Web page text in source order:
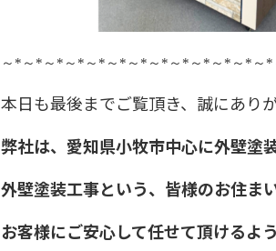
～ * ～ * ～ * ～ * ～ * ～ * ～ * ～ * ～ * ～ * ～ * ～ * ～ *
本日も最後までご覧頂き、誠にあり
弊社は、愛知県小牧市中心に外壁塗
外壁塗装工事という、皆様のお住ま
お客様にご安心して任せて頂けるよ